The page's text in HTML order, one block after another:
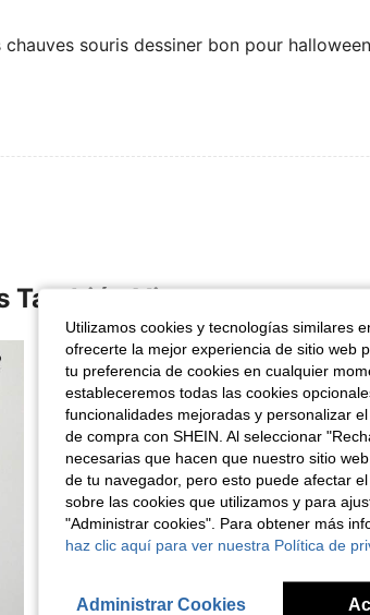
souris dessiner bon pour halloween
También Vieron
Utilizamos cookies y tecnologías similares
ofrecerte la mejor experiencia de sitio web
tu preferencia de cookies en cualquier
estableceremos todas las cookies
funcionalidades mejoradas y personalizar
de compra con SHEIN. Al seleccionar
necesarias que hacen que nuestro sitio
de tu navegador, pero esto puede afectar
sobre las cookies que utilizamos y para
"Administrar cookies". Para obtener más
haz clic aquí para ver nuestra Política de
Administrar Cookies